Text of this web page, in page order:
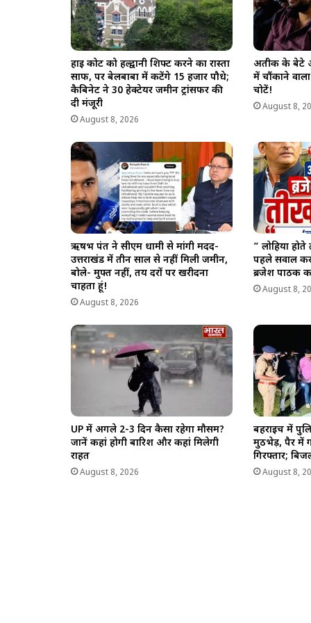
हाई कोर्ट को हल्द्वानी शिफ्ट करने का रास्ता
साफ, पर बेलबाबा में कटेंगे 15 हजार पौधे;
कैबिनेट ने 30 हेक्टेयर जमीन ट्रांसफर की
दी मंजूरी
August 8, 2026
अतीक के बेटे
में चौंकाने
चोटें!
August 8,
ऋषभ पंत ने सीएम धामी से मांगी मदद-
उत्तराखंड में तीन साल से नहीं मिली जमीन,
बोले- मुफ्त नहीं, तय दरों पर खरीदना
चाहता हूं!
August 8, 2026
” लोहिया
पहले सवाल
ब्रजेश पाठक
August 8,
UP में अगले 2-3 दिन कैसा रहेगा मौसम?
जानें कहां होगी बारिश और कहां मिलेगी
राहत
August 8, 2026
बहराइच में
मुठभेड़, पैर में
गिरफ्तार;
August 8,